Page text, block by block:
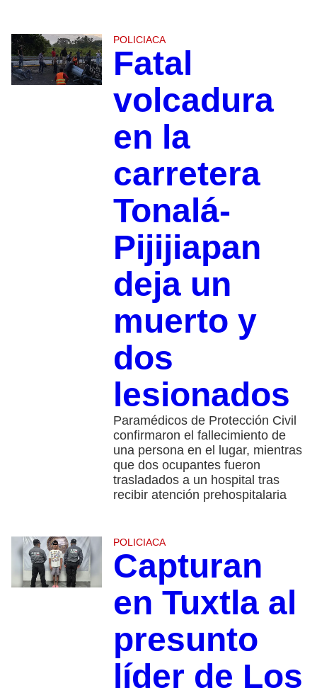
POLICIACA
Fatal
volcadura
en la
carretera
Tonalá-
Pijijiapan
deja un
muerto y
dos
lesionados
Paramédicos de Protección Civil
confirmaron el fallecimiento de
una persona en el lugar, mientras
que dos ocupantes fueron
trasladados a un hospital tras
recibir atención prehospitalaria
POLICIACA
Capturan
en Tuxtla al
presunto
líder de Los